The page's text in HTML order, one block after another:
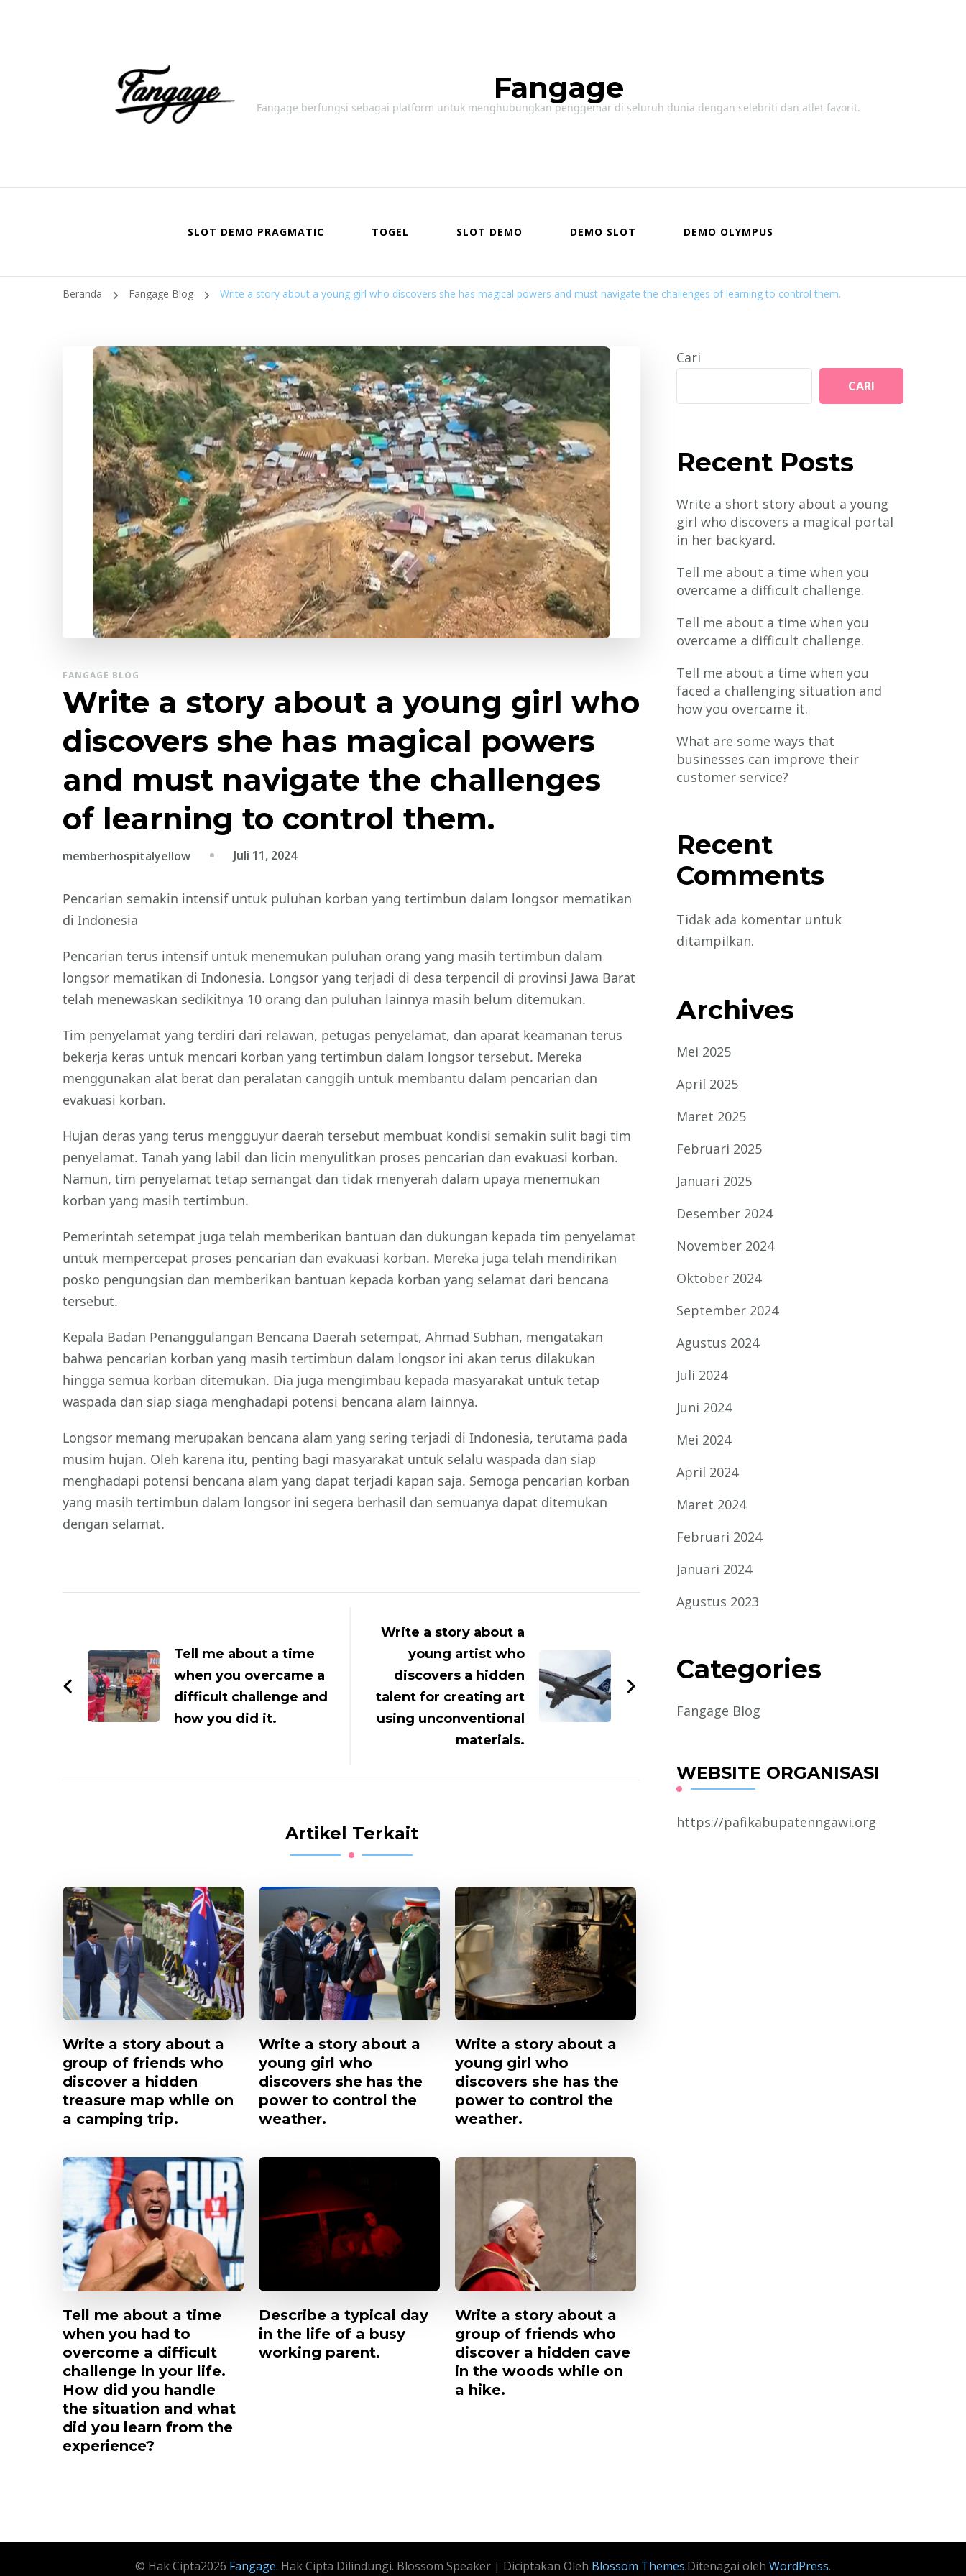
Fangage
Fangage berfungsi sebagai platform untuk menghubungkan penggemar di seluruh dunia dengan selebriti dan atlet favorit.
SLOT DEMO PRAGMATIC TOGEL SLOT DEMO DEMO SLOT DEMO OLYMPUS
Beranda Fangage Blog Write a story about a young girl who discovers she has magical powers and must navigate the challenges of learning to control them.
FANGAGE BLOG
Write a story about a young girl who
discovers she has magical powers
and must navigate the challenges
of learning to control them.
memberhospitalyellow Juli 11, 2024
Pencarian semakin intensif untuk puluhan korban yang tertimbun dalam longsor mematikan
di Indonesia
Pencarian terus intensif untuk menemukan puluhan orang yang masih tertimbun dalam
longsor mematikan di Indonesia. Longsor yang terjadi di desa terpencil di provinsi Jawa Barat
telah menewaskan sedikitnya 10 orang dan puluhan lainnya masih belum ditemukan.
Tim penyelamat yang terdiri dari relawan, petugas penyelamat, dan aparat keamanan terus
bekerja keras untuk mencari korban yang tertimbun dalam longsor tersebut. Mereka
menggunakan alat berat dan peralatan canggih untuk membantu dalam pencarian dan
evakuasi korban.
Hujan deras yang terus mengguyur daerah tersebut membuat kondisi semakin sulit bagi tim
penyelamat. Tanah yang labil dan licin menyulitkan proses pencarian dan evakuasi korban.
Namun, tim penyelamat tetap semangat dan tidak menyerah dalam upaya menemukan
korban yang masih tertimbun.
Pemerintah setempat juga telah memberikan bantuan dan dukungan kepada tim penyelamat
untuk mempercepat proses pencarian dan evakuasi korban. Mereka juga telah mendirikan
posko pengungsian dan memberikan bantuan kepada korban yang selamat dari bencana
tersebut.
Kepala Badan Penanggulangan Bencana Daerah setempat, Ahmad Subhan, mengatakan
bahwa pencarian korban yang masih tertimbun dalam longsor ini akan terus dilakukan
hingga semua korban ditemukan. Dia juga mengimbau kepada masyarakat untuk tetap
waspada dan siap siaga menghadapi potensi bencana alam lainnya.
Longsor memang merupakan bencana alam yang sering terjadi di Indonesia, terutama pada
musim hujan. Oleh karena itu, penting bagi masyarakat untuk selalu waspada dan siap
menghadapi potensi bencana alam yang dapat terjadi kapan saja. Semoga pencarian korban
yang masih tertimbun dalam longsor ini segera berhasil dan semuanya dapat ditemukan
dengan selamat.
Tell me about a time
when you overcame a
difficult challenge and
how you did it.
Write a story about a
young artist who
discovers a hidden
talent for creating art
using unconventional
materials.
Artikel Terkait
Write a story about a
group of friends who
discover a hidden
treasure map while on
a camping trip.
Write a story about a
young girl who
discovers she has the
power to control the
weather.
Write a story about a
young girl who
discovers she has the
power to control the
weather.
Tell me about a time
when you had to
overcome a difficult
challenge in your life.
How did you handle
the situation and what
did you learn from the
experience?
Describe a typical day
in the life of a busy
working parent.
Write a story about a
group of friends who
discover a hidden cave
in the woods while on
a hike.
Cari
CARI
Recent Posts
Write a short story about a young
girl who discovers a magical portal
in her backyard.
Tell me about a time when you
overcame a difficult challenge.
Tell me about a time when you
overcame a difficult challenge.
Tell me about a time when you
faced a challenging situation and
how you overcame it.
What are some ways that
businesses can improve their
customer service?
Recent
Comments
Tidak ada komentar untuk
ditampilkan.
Archives
Mei 2025
April 2025
Maret 2025
Februari 2025
Januari 2025
Desember 2024
November 2024
Oktober 2024
September 2024
Agustus 2024
Juli 2024
Juni 2024
Mei 2024
April 2024
Maret 2024
Februari 2024
Januari 2024
Agustus 2023
Categories
Fangage Blog
WEBSITE ORGANISASI
https://pafikabupatenngawi.org
© Hak Cipta2026 Fangage. Hak Cipta Dilindungi. Blossom Speaker | Diciptakan Oleh Blossom Themes.Ditenagai oleh WordPress.